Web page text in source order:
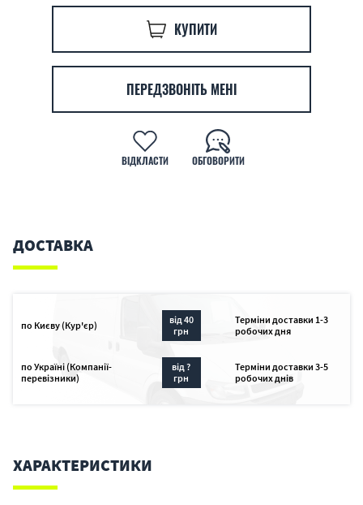
КУПИТИ
ПЕРЕДЗВОНІТЬ МЕНІ
ВІДКЛАСТИ ОБГОВОРИТИ
ДОСТАВКА
по Києву (Кур'єр)
від 40
грн
Терміни доставки 1-3
робочих дня
по Україні (Компанії-
перевізники)
від ?
грн
Терміни доставки 3-5
робочих днів
ХАРАКТЕРИСТИКИ